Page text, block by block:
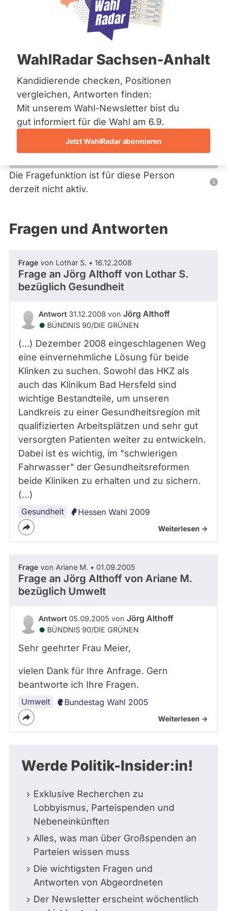
Bremen
Hamburg
Mecklenburg-Vorpommern
Nordrhein-Westfalen
Saarland
Sachsen
Sachsen-Anhalt
Sachsen-Anhalt
Schleswig-Holstein
Thüringen
Archiv
Über uns
WahlRadar Sachsen-Anhalt
Kandidierende checken, Positionen
vergleichen, Antworten finden:
Mit unserem Wahl-Newsletter bist du
gut informiert für die Wahl am 6.9.
Jetzt WahlRadar abonnieren
Reiter
Jörg Althoff
BÜNDNIS 90/­DIE GRÜNEN
Dieser Politiker hat kein aktuelles und kein zukünftiges
Mandat und keine Direktandidatur auf Landes-, Bundes-
oder EU-Ebene. Mögliche Kandidaturen über eine
Wahlliste werden bei uns nicht erfasst.
Die Fragefunktion ist für diese Person
derzeit nicht aktiv.
Nur
aktiven
oder
Mandaten
können
abgeordnetenwatch
befragt
werden.
Fragen und Antworten
Frage von Lothar S. • 16.12.2008
Frage an Jörg Althoff von Lothar S.
bezüglich Gesundheit
Antwort 31.12.2008 von Jörg Althoff
BÜNDNIS 90/­DIE GRÜNEN
(...) Dezember 2008 eingeschlagenen Weg
eine einvernehmliche Lösung für beide
Klinken zu suchen. Sowohl das HKZ als
auch das Klinikum Bad Hersfeld sind
wichtige Bestandteile, um unseren
Landkreis zu einer Gesundheitsregion mit
qualifizierten Arbeitsplätzen und sehr gut
versorgten Patienten weiter zu entwickeln.
Dabei ist es wichtig, im "schwierigen
Fahrwasser" der Gesundheitsreformen
beide Kliniken zu erhalten und zu sichern.
(...)
Gesundheit Hessen Wahl 2009
Weiterlesen ->
Frage von Ariane M. • 01.09.2005
Frage an Jörg Althoff von Ariane M.
bezüglich Umwelt
Antwort 05.09.2005 von Jörg Althoff
BÜNDNIS 90/­DIE GRÜNEN
Sehr geehrter Frau Meier,
vielen Dank für Ihre Anfrage. Gern
beantworte ich Ihre Fragen.
Umwelt Bundestag Wahl 2005
Weiterlesen ->
Werde Politik-Insider:in!
Exklusive Recherchen zu
Lobbyismus, Parteispenden und
Nebeneinkünften
Alles, was man über Großspenden an
Parteien wissen muss
Die wichtigsten Fragen und
Antworten von Abgeordneten
Der Newsletter erscheint wöchentlich